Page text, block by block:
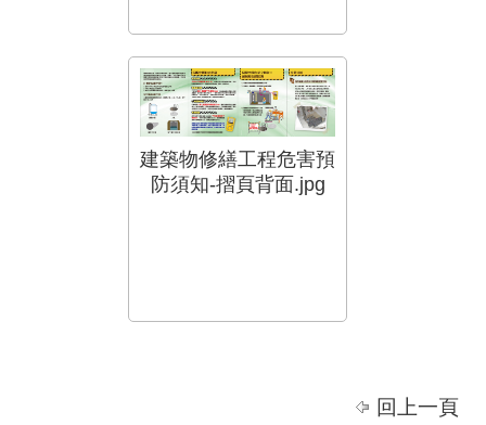
建築物修繕工程危害預
防須知-摺頁背面.jpg
回上一頁